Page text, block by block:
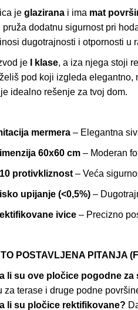
je glaziranai ima mat
pruža dodatnu sigurnost pri
dugotrajnosti i otpornosti u
je I klase, a iza njega stoji
pod koji izgleda elegantno,
idealno rešenje za tvoj dom.
mermera– Elegantna
60x60 cm– Moderan
protivkliznost– Veća
upijanje (<0,5%)–
ivice– Precizno
POSTAVLJENA PITANJA
li su ove pločice pogodne
za terase i druge podne
li su pločice rektifikovane?